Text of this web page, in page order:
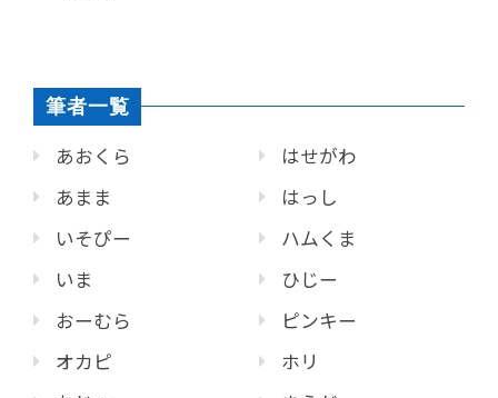
筆者一覧
あおくら
あまま
いそぴー
いま
おーむら
オカピ
はせがわ
はっし
ハムくま
ひじー
ピンキー
ホリ